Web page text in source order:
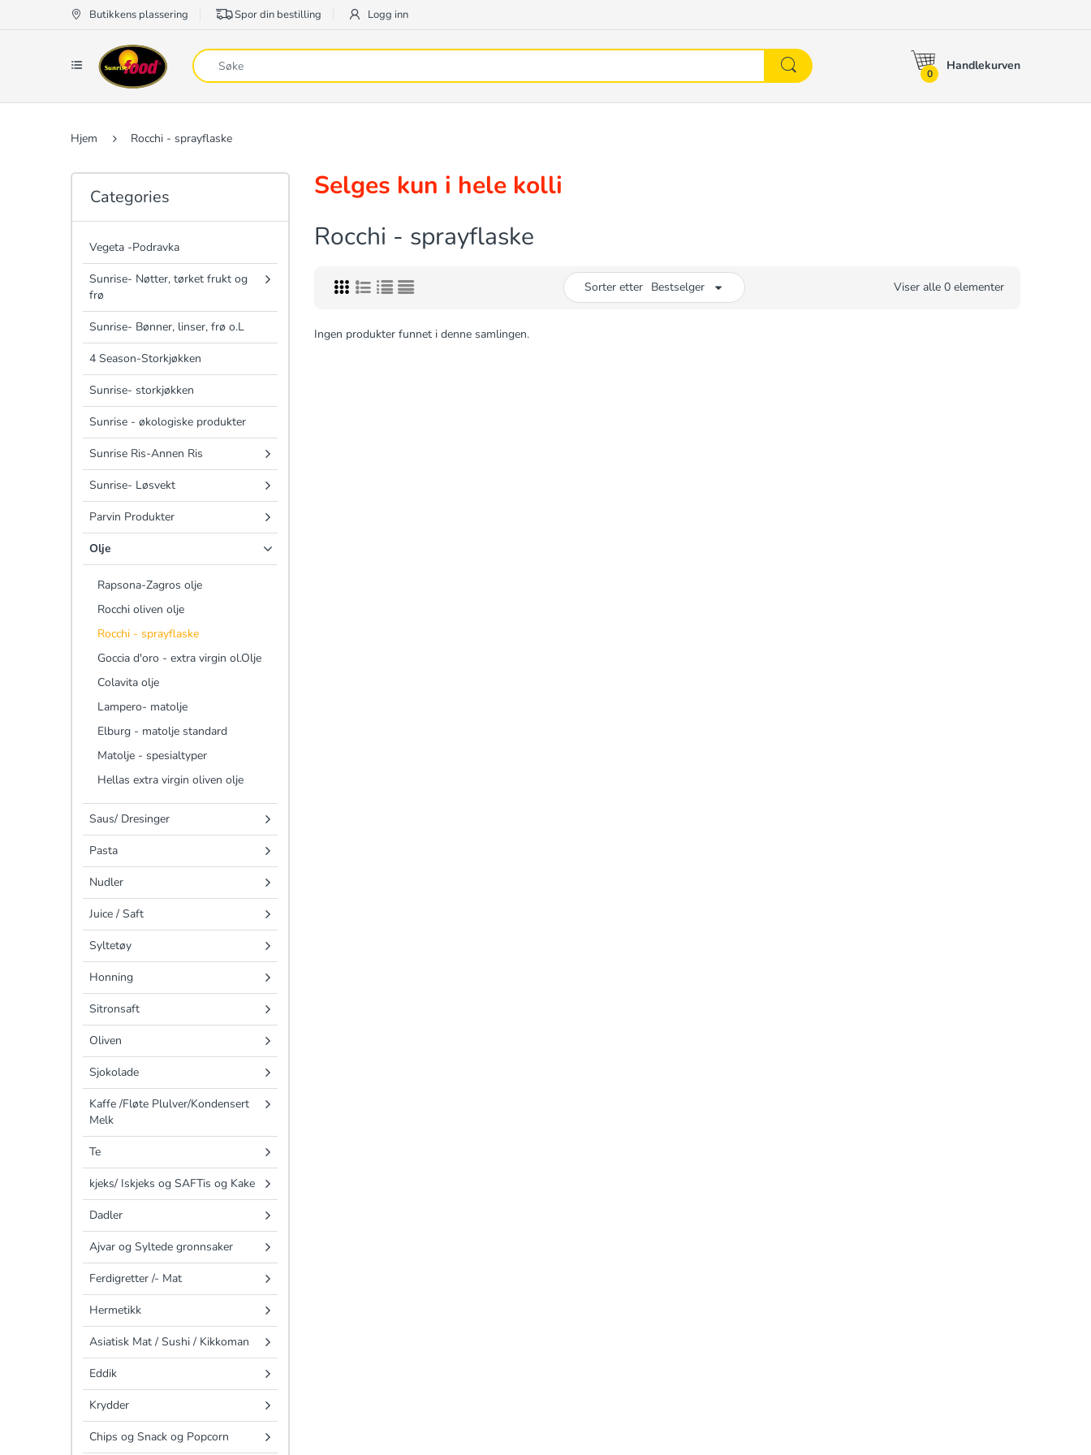
Butikkens plassering Spor din bestilling Logg inn
0
Handlekurven
Hjem Rocchi - sprayflaske
Categories
Vegeta -Podravka
Sunrise- Nøtter, tørket frukt og
frø
Sunrise- Bønner, linser, frø o.L
4 Season-Storkjøkken
Sunrise- storkjøkken
Sunrise - økologiske produkter
Sunrise Ris-Annen Ris
Sunrise- Løsvekt
Parvin Produkter
Olje
Rapsona-Zagros olje
Rocchi oliven olje
Rocchi - sprayflaske
Goccia d'oro - extra virgin ol.Olje
Colavita olje
Lampero- matolje
Elburg - matolje standard
Matolje - spesialtyper
Hellas extra virgin oliven olje
Saus/ Dresinger
Pasta
Nudler
Juice / Saft
Syltetøy
Honning
Sitronsaft
Oliven
Sjokolade
Kaffe /Fløte Plulver/Kondensert
Melk
Te
kjeks/ Iskjeks og SAFTis og Kake
Dadler
Ajvar og Syltede gronnsaker
Ferdigretter /- Mat
Hermetikk
Asiatisk Mat / Sushi / Kikkoman
Eddik
Krydder
Chips og Snack og Popcorn
Selges kun i hele kolli
Rocchi - sprayflaske
Sorter etter Bestselger Viser alle 0 elementer
Ingen produkter funnet i denne samlingen.